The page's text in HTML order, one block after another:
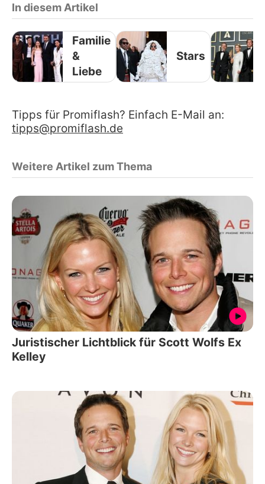
In diesem Artikel
Familie
&
Liebe
Stars
Tipps für Promiflash? Einfach E-Mail an:
tipps@promiflash.de
Weitere Artikel zum Thema
Juristischer Lichtblick für Scott Wolfs Ex
Kelley